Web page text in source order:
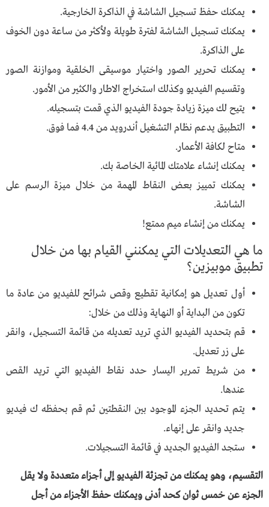
يمكنك حفظ تسجيل الشاشة في الذاكرة الخارجية.
يمكنك تسجيل الشاشة لفترة طويلة ولأكثر من ساعة دون الخوف
على الذاكرة.
يمكنك تحرير الصور واختيار موسيقى الخلقية وموازنة الصور
وتقسيم الفيديو وكذلك استخراج الاطار والكثير من الأمور.
يتيح لك ميزة زيادة جودة الفيديو الذي قمت بتسجيله.
التطبيق يدعم نظام التشغيل أندرويد من 4.4 فما فوق.
متاح لكافة الأعمار.
يمكنك إنشاء علامتك المائية الخاصة بك.
يمكنك تمييز بعض النقاط المهمة من خلال ميزة الرسم على
الشاشة.
يمكنك من إنشاء ميم ممتع!
ما هي التعديلات التي يمكنني القيام بها من خلال
تطبيق موبيزين؟
أول تعديل هو إمكانية تقطيع وقص شرائح للفيديو من عادة ما
تكون من البداية أو النهاية وذلك من خلال:
قم بتحديد الفيديو الذي تريد تعديله من قائمة التسجيل، وانقر
على زر تعديل.
من شريط تمرير اليسار حدد نقاط الفيديو التي تريد القص
عندها.
يتم تحديد الجزء الموجود بين النقطتين ثم قم بحفظه ك فيديو
جديد وانقر على إنهاء.
ستجد الفيديو الجديد في قائمة التسجيلات.
التقسيم، وهو يمكنك من تجزئة الفيديو إلى أجزاء متعددة ولا يقل
الجزء عن خمس ثوان كحد أدنى ويمكنك حفظ الأجزاء من أجل